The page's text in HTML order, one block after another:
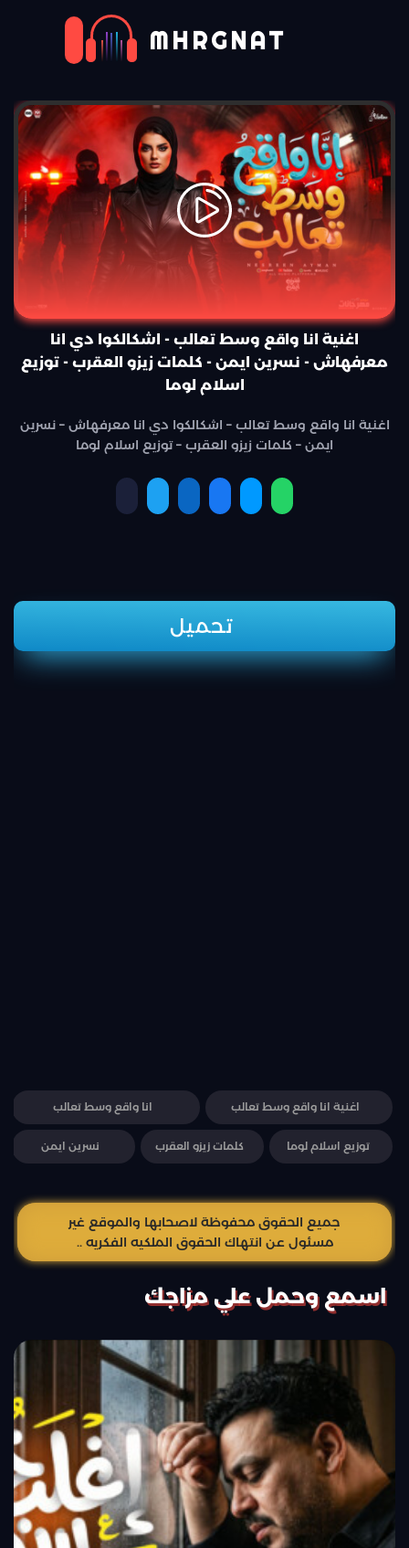
MHRGNAT
اغنية انا واقع وسط تعالب - اشكالكوا دي انا
معرفهاش - نسرين ايمن - كلمات زيزو العقرب - توزيع
اسلام لوما
اغنية انا واقع وسط تعالب – اشكالكوا دي انا معرفهاش – نسرين
ايمن – كلمات زيزو العقرب – توزيع اسلام لوما
تحميل
اغنية انا واقع وسط تعالب انا واقع وسط تعالب
توزيع اسلام لوما كلمات زيزو العقرب نسرين ايمن
جميع الحقوق محفوظة لاصحابها والموقع غير
مسئول عن انتهاك الحقوق الملكيه الفكريه ..
اسمع وحمل علي مزاجك